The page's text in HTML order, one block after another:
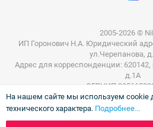
2005-2026 ©
ИП Горонович Н.А. Юридический
ул.Черепанова,
Адрес для корреспонденции: 620142,
д.1А
ОГРНИП
ИНН
На нашем сайте мы используем cookie
технического характера. Подробнее...